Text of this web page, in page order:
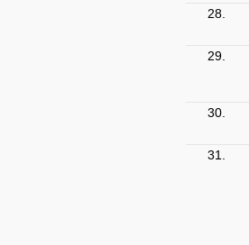
28.
29.
30.
31.